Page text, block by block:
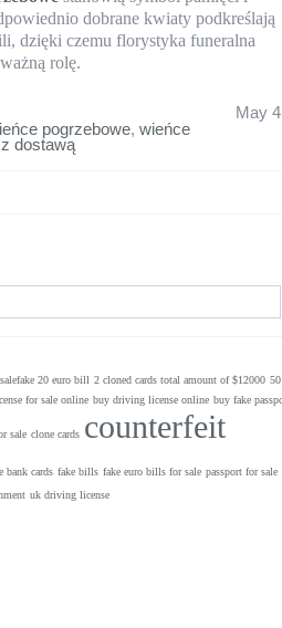
dobrane kwiaty podkreślają
dzięki czemu florystyka funeralna
rolę.
May 4
pogrzebowe, wieńce
dostawą
20 euro bill 2 cloned cards total amount of $12000 50
for sale online buy driving license online buy fake
sale clone cards counterfeit
bank cards fake bills fake euro bills for sale passport for sale
uk driving license